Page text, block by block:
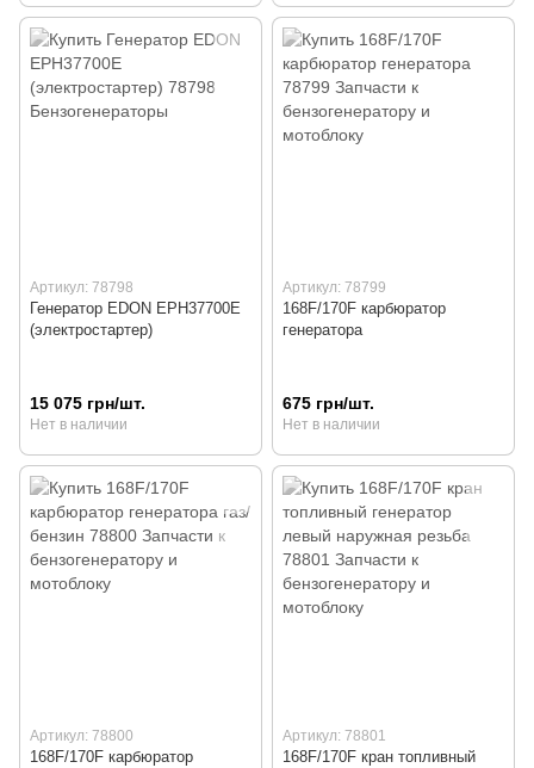
Артикул: 78798
Генератор EDON EPH37700E
(электростартер)
15 075 грн/шт.
Нет в наличии
Артикул: 78799
168F/170F карбюратор
генератора
675 грн/шт.
Нет в наличии
Артикул: 78800
168F/170F карбюратор
Артикул: 78801
168F/170F кран топливный